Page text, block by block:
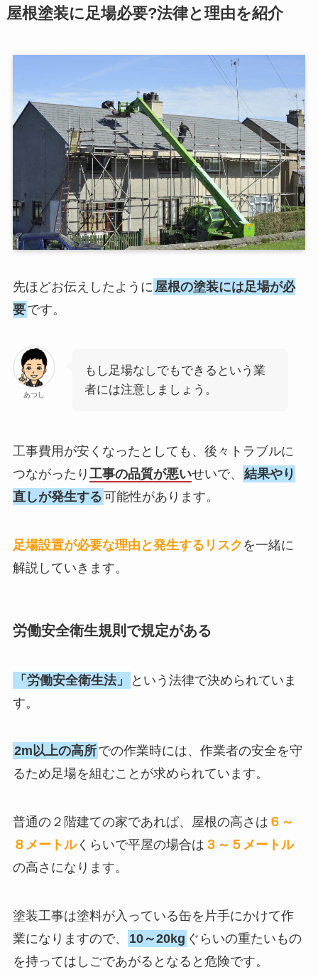
屋根塗装に足場必要?法律と理由を紹介
先ほどお伝えしたように 屋根の塗装には足場が必
要です。
あつし
もし足場なしでもできるという業
者には注意しましょう。
工事費用が安くなったとしても、後々トラブルに
つながったり 工事の品質が悪いせいで、
結果やり
直しが発生する可能性があります。
足場設置が必要な理由と発生するリスク を一緒に
解説していきます。
労働安全衛生規則で規定がある
「労働安全衛生法」
という法律で決められていま
す。
2m以上の高所での作業時には、作業者の安全を守
るため足場を組むことが求められています。
普通の２階建ての家であれば、屋根の高さは ６～
８メートルくらいで平屋の場合は ３～５メートル
の高さになります。
塗装工事は塗料が入っている缶を片手にかけて作
業になりますので、
10～20kg ぐらいの重たいもの
を持ってはしごであがるとなると危険です。